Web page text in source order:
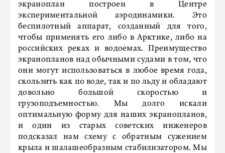
экраноплан построен в Центре
экспериментальной аэродинамики. Это
беспилотный аппарат, созданный для того,
чтобы применять его либо в Арктике, либо на
российских реках и водоемах. Преимущество
экранопланов над обычными судами в том, что
они могут использоваться в любое время года,
скользить как по воде, так и по льду и обладают
довольно большой скоростью и
грузоподъемностью. Мы долго искали
оптимальную форму для наших экранопланов,
и один из старых советских инженеров
подсказал нам схему с обратным сужением
крыла и шалашеобразным стабилизатором. Мы